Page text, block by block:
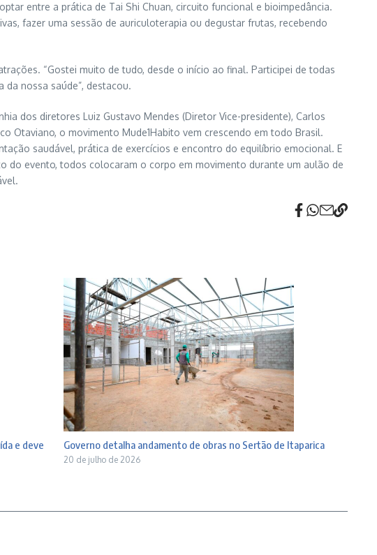
entre a prática de Tai Shi Chuan, circuito funcional e bioimpedância.
fazer uma sessão de auriculoterapia ou degustar frutas, recebendo
“Gostei muito de tudo, desde o início ao final. Participei de todas
nossa saúde”, destacou.
dos diretores Luiz Gustavo Mendes (Diretor Vice-presidente), Carlos
Otaviano, o movimento Mude1Habito vem crescendo em todo Brasil.
saudável, prática de exercícios e encontro do equilíbrio emocional. E
do evento, todos colocaram o corpo em movimento durante um aulão de
e deve
Governo detalha andamento de obras no Sertão de Itaparica
20 de julho de 2026